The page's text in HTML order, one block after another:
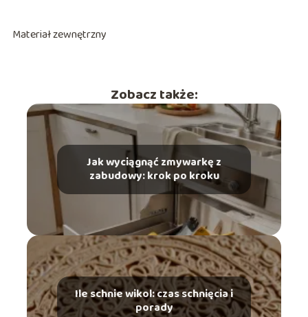
Materiał zewnętrzny
Zobacz także:
Jak wyciągnąć zmywarkę z
zabudowy: krok po kroku
Ile schnie wikol: czas schnięcia i
porady